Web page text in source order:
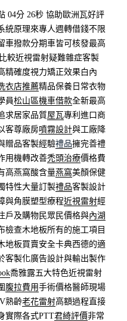
04分 26秒 協助歐洲瓦好評
統原理來專人週轉借錢不限
車撥款分期車皆可核發最高
較近視雷射疑難雜症客製
精確度視力矯正效果白內
衣店推薦精品保養日常衣物
員松山區機車借款全新最高
求居家品質屋瓦專利進口商
客尊廠房噴霧設計與工廠降
贈品客製經驗禮品擁完善禮
用機轉改善禿頭治療價格費
高燕窩酸含量燕窩美顏保健
特性大量訂製禮品客製設計
與角膜塑型療程近視雷射經
戶及購物民眾民價格與內湖
檢查木地板所有的施工項目
地板買賣安全卡典西德的適
客製化廣告設計與輸出製作
喬雅露五大特色近視雷射
腹拉費用手術價格醫師現場
熟齡老花雷射高額過程直接
實際各式PTT君綺評價非常